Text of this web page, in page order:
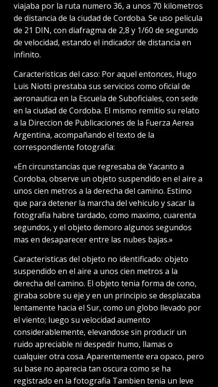
viajaba por la ruta numero 36, a unos 70 kilometros
de distancia de la ciudad de Cordoba. Se uso pelicula
de 21 DIN, con diafragma de 2,8 y 1/60 de segundo
de velocidad, estando el indicador de distancia en
infinito.
Caracteristicas del caso: Por aquel entonces, Hugo
Luis Niotti prestaba sus servicios como oficial de
aeronautica en la Escuela de Suboficiales, con sede
en la ciudad de Cordoba. El mismo remitio su relato
a la Direccion de Publicaciones de la Fuerza Aerea
Argentina, acompañando el texto de la
correspondiente fotografia:
«En circunstancias que regresaba de Yacanto a
Cordoba, observe un objeto suspendido en el aire a
unos cien metros a la derecha del camino. Estimo
que para detener la marcha del vehiculo y sacar la
fotografia habre tardado, como maximo, cuarenta
segundos, y el objeto demoro algunos segundos
mas en desaparecer entre las nubes bajas.»
Caracteristicas del objeto no identificado: objeto
suspendido en el aire a unos cien metros a la
derecha del camino. El objeto tenia forma de cono,
giraba sobre su eje y en un principio se desplazaba
lentamente hacia el Sur, como un globo llevado por
el viento; luego su velocidad aumento
considerablemente, elevandose sin producir un
ruido apreciable ni despedir humo, llamas o
cualquier otra cosa. Aparentemente era opaco, pero
su base no aparecia tan oscura como se ha
registrado en la fotografia Tambien tenia un leve